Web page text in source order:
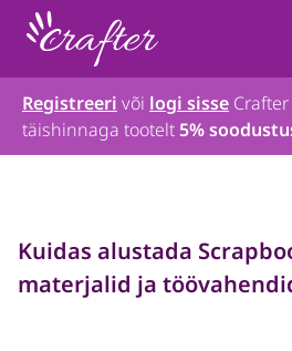
Registreeri või logi sisse
täishinnaga tootelt5%
Kuidas alustada
materjalid ja